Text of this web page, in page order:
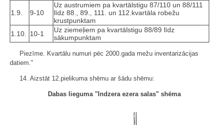
1.9. 9-10
Uz austrumiem pa kvartālstigu 87/110 un 88/111
līdz 88., 89., 111. un 112.kvartāla robežu
krustpunktam
1.10.
10-1
Uz ziemeļiem pa kvartālstigu 88/89 līdz
sākumpunktam
Piezīme. Kvartālu numuri pēc 2000.gada mežu inventarizācijas
datiem."
14. Aizstāt 12.pielikuma shēmu ar šādu shēmu:
Dabas lieguma "Indzera ezera salas" shēma